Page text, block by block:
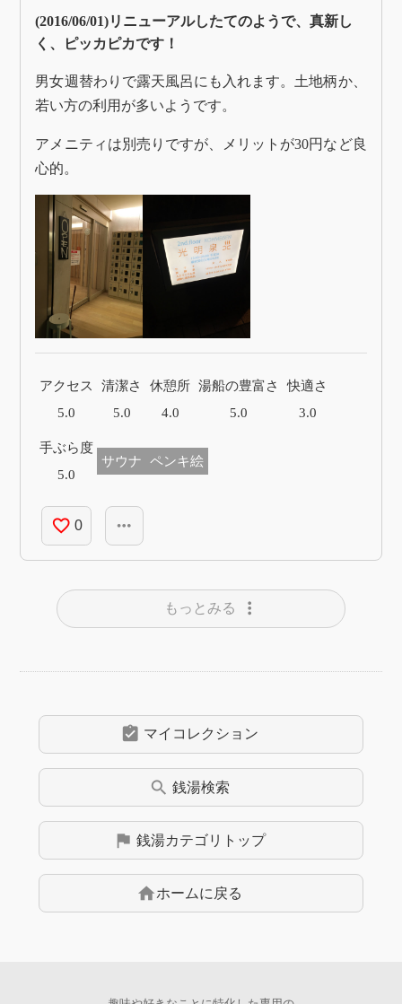
(2016/06/01)リニューアルしたてのようで、真新し
く、ピッカピカです！
男女週替わりで露天風呂にも入れます。土地柄か、
若い方の利用が多いようです。
アメニティは別売りですが、メリットが30円など良
心的。
アクセス
5.0
清潔さ
5.0
休憩所
4.0
湯船の豊富さ
5.0
快適さ
3.0
手ぶら度
5.0
サウナ ペンキ絵
favorite_border 0 more_horiz
もっとみる more_vert
assignment_turned_in マイコレクション
search 銭湯検索
flag 銭湯カテゴリトップ
homeホームに戻る